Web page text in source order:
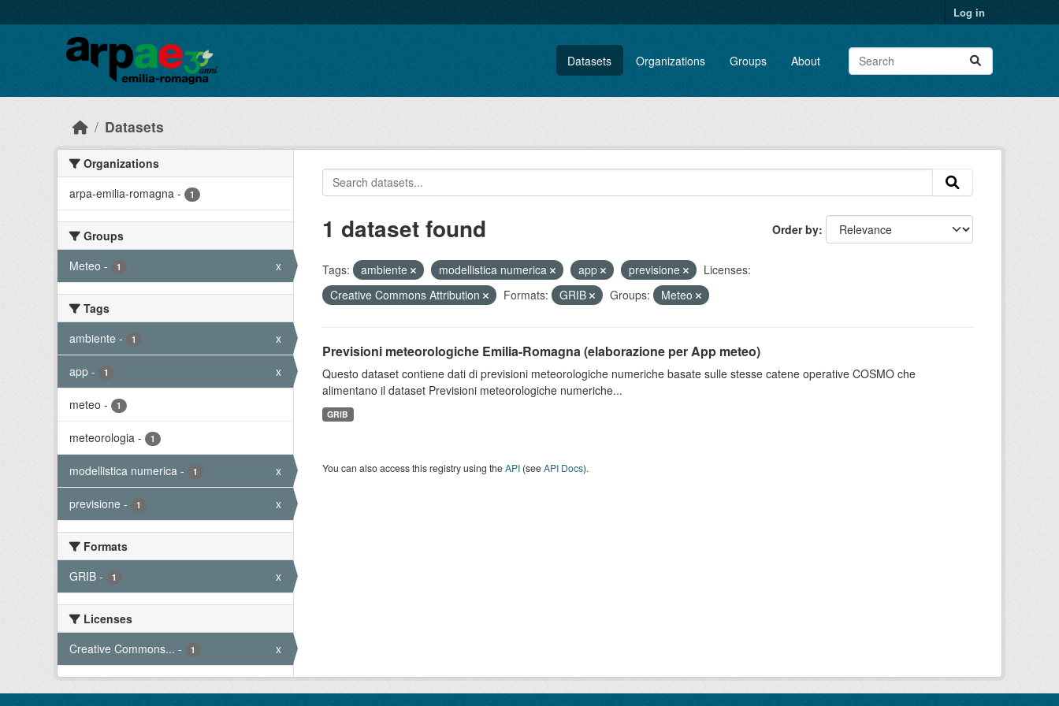
Log in
Datasets Organizations Groups About
Datasets
Organizations
arpa-emilia-romagna - 1
Groups
Meteo - 1 x
Tags
ambiente - 1 x
app - 1 x
meteo - 1
meteorologia - 1
modellistica numerica - 1 x
previsione - 1 x
Formats
GRIB - 1 x
Licenses
Creative Commons... - 1 x
Order by
1 dataset found
Tags: ambiente modellistica numerica app previsione
Licenses:
Creative Commons Attribution
Formats: GRIB Groups: Meteo
Previsioni meteorologiche Emilia-Romagna (elaborazione per App meteo)
Questo dataset contiene dati di previsioni meteorologiche numeriche basate sulle stesse catene operative COSMO che
alimentano il dataset Previsioni meteorologiche numeriche...
GRIB
You can also access this registry using theAPI(seeAPI Docs).